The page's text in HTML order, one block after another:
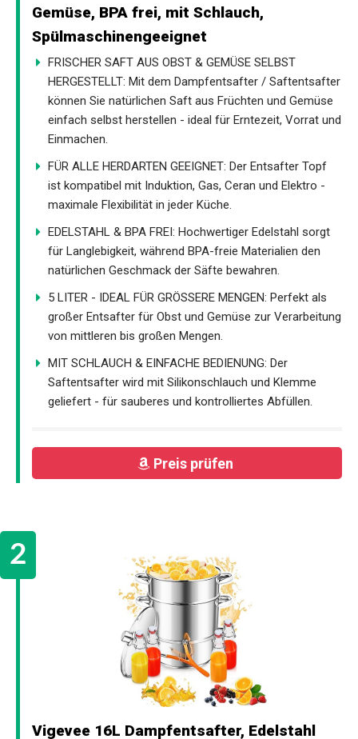
Gemüse, BPA frei, mit Schlauch,
Spülmaschinengeeignet
FRISCHER SAFT AUS OBST & GEMÜSE SELBST
HERGESTELLT: Mit dem Dampfentsafter / Saftentsafter
können Sie natürlichen Saft aus Früchten und Gemüse
einfach selbst herstellen - ideal für Erntezeit, Vorrat und
Einmachen.
FÜR ALLE HERDARTEN GEEIGNET: Der Entsafter Topf
ist kompatibel mit Induktion, Gas, Ceran und Elektro -
maximale Flexibilität in jeder Küche.
EDELSTAHL & BPA FREI: Hochwertiger Edelstahl sorgt
für Langlebigkeit, während BPA-freie Materialien den
natürlichen Geschmack der Säfte bewahren.
5 LITER - IDEAL FÜR GRÖSSERE MENGEN: Perfekt als
großer Entsafter für Obst und Gemüse zur Verarbeitung
von mittleren bis großen Mengen.
MIT SCHLAUCH & EINFACHE BEDIENUNG: Der
Saftentsafter wird mit Silikonschlauch und Klemme
geliefert - für sauberes und kontrolliertes Abfüllen.
Preis prüfen
Vigevee 16L Dampfentsafter, Edelstahl